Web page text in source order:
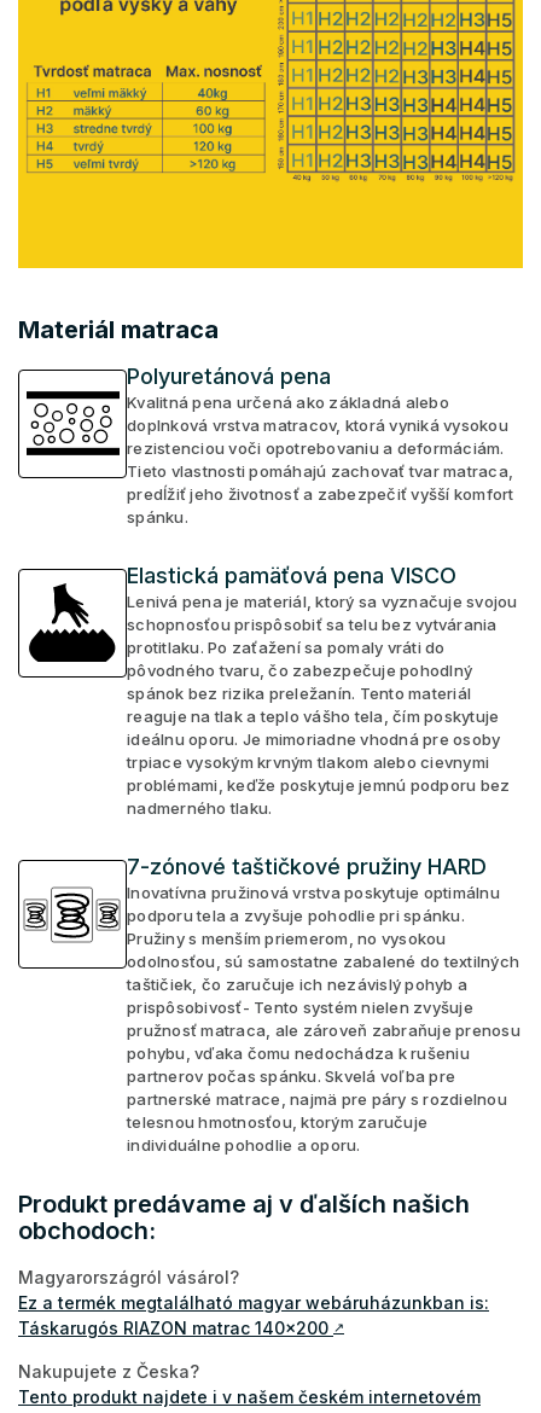
Materiál matraca
Polyuretánová pena
Kvalitná pena určená ako základná alebo
doplnková vrstva matracov, ktorá vyniká vysokou
rezistenciou voči opotrebovaniu a deformáciám.
Tieto vlastnosti pomáhajú zachovať tvar matraca,
predĺžiť jeho životnosť a zabezpečiť vyšší komfort
spánku.
Elastická pamäťová pena VISCO
Lenivá pena je materiál, ktorý sa vyznačuje svojou
schopnosťou prispôsobiť sa telu bez vytvárania
protitlaku. Po zaťažení sa pomaly vráti do
pôvodného tvaru, čo zabezpečuje pohodlný
spánok bez rizika preležanín. Tento materiál
reaguje na tlak a teplo vášho tela, čím poskytuje
ideálnu oporu. Je mimoriadne vhodná pre osoby
trpiace vysokým krvným tlakom alebo cievnymi
problémami, keďže poskytuje jemnú podporu bez
nadmerného tlaku.
7-zónové taštičkové pružiny HARD
Inovatívna pružinová vrstva poskytuje optimálnu
podporu tela a zvyšuje pohodlie pri spánku.
Pružiny s menším priemerom, no vysokou
odolnosťou, sú samostatne zabalené do textilných
taštičiek, čo zaručuje ich nezávislý pohyb a
prispôsobivosť- Tento systém nielen zvyšuje
pružnosť matraca, ale zároveň zabraňuje prenosu
pohybu, vďaka čomu nedochádza k rušeniu
partnerov počas spánku. Skvelá voľba pre
partnerské matrace, najmä pre páry s rozdielnou
telesnou hmotnosťou, ktorým zaručuje
individuálne pohodlie a oporu.
Produkt predávame aj v ďalších našich
obchodoch:
Magyarországról vásárol?
Ez a termék megtalálható magyar webáruházunkban is:
Táskarugós RIAZON matrac 140x200 ↗
Nakupujete z Česka?
Tento produkt najdete i v našem českém internetovém